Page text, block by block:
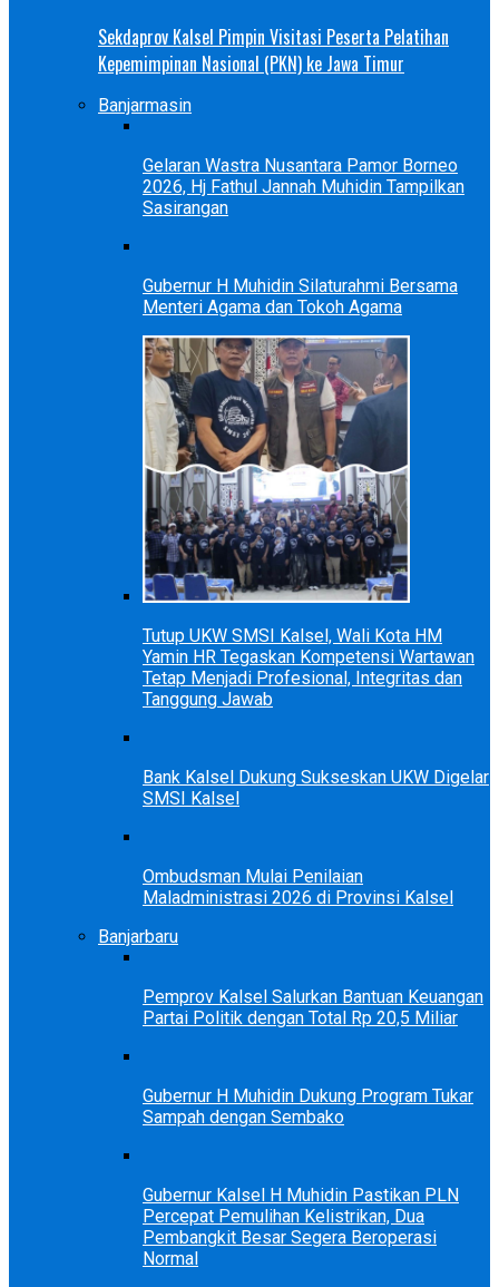
Sekdaprov Kalsel Pimpin Visitasi Peserta Pelatihan
Kepemimpinan Nasional (PKN) ke Jawa Timur
Banjarmasin
Gelaran Wastra Nusantara Pamor Borneo
2026, Hj Fathul Jannah Muhidin Tampilkan
Sasirangan
Gubernur H Muhidin Silaturahmi Bersama
Menteri Agama dan Tokoh Agama
Tutup UKW SMSI Kalsel, Wali Kota HM
Yamin HR Tegaskan Kompetensi Wartawan
Tetap Menjadi Profesional, Integritas dan
Tanggung Jawab
Bank Kalsel Dukung Sukseskan UKW Digelar
SMSI Kalsel
Ombudsman Mulai Penilaian
Maladministrasi 2026 di Provinsi Kalsel
Banjarbaru
Pemprov Kalsel Salurkan Bantuan Keuangan
Partai Politik dengan Total Rp 20,5 Miliar
Gubernur H Muhidin Dukung Program Tukar
Sampah dengan Sembako
Gubernur Kalsel H Muhidin Pastikan PLN
Percepat Pemulihan Kelistrikan, Dua
Pembangkit Besar Segera Beroperasi
Normal